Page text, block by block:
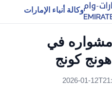
وكالة أنباء الإمارات
مشواره في
هونج كونج
2026-01-